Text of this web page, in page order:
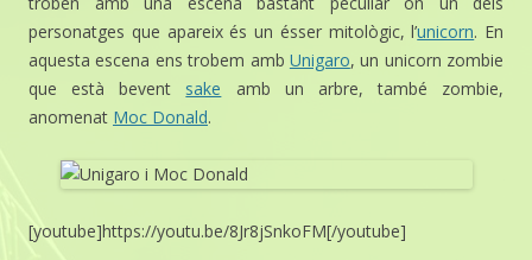
personatges que apareix és un ésser mitològic, l’unicorn. En
aquesta escena ens trobem amb Unigaro, un unicorn zombie
que està bevent sake amb un arbre, també zombie,
anomenat Moc Donald.
[youtube]https://youtu.be/8Jr8jSnkoFM[/youtube]